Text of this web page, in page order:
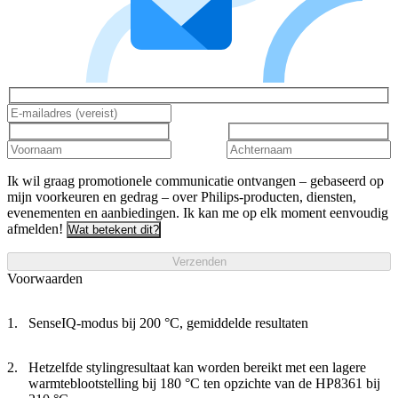
Ik wil graag promotionele communicatie ontvangen – gebaseerd op
mijn voorkeuren en gedrag – over Philips-producten, diensten,
evenementen en aanbiedingen. Ik kan me op elk moment eenvoudig
afmelden! Wat betekent dit?
Verzenden
Voorwaarden
SenseIQ-modus bij 200 °C, gemiddelde resultaten
Hetzelfde stylingresultaat kan worden bereikt met een lagere
warmteblootstelling bij 180 °C ten opzichte van de HP8361 bij